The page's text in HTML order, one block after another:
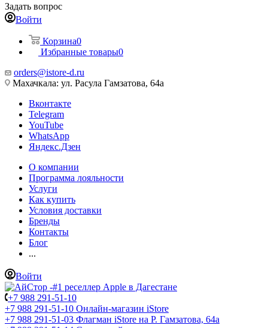
Задать вопрос
Войти
Корзина0
Избранные товары0
orders@istore-d.ru
Махачкала: ул. Расула Гамзатова, 64а
Вконтакте
Telegram
YouTube
WhatsApp
Яндекс.Дзен
О компании
Программа лояльности
Услуги
Как купить
Условия доставки
Бренды
Контакты
Блог
...
Войти
+7 988 291-51-10
+7 988 291-51-10 Онлайн-магазин iStore
+7 988 291-51-03 Флагман iStore на Р. Гамзатова, 64а